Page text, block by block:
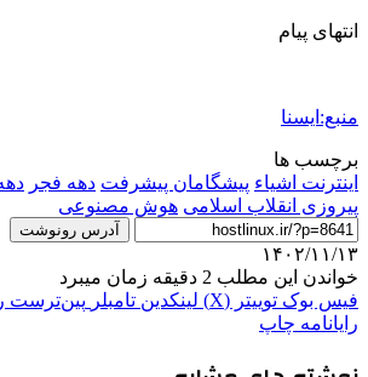
انتهای پیام
منبع:ایسنا
برچسب ها
اینترنت اشیاء پیشگامان پیشرفت دهه فجر دهه
پیروزی انقلاب اسلامی هوش مصنوعی
آدرس رونوشت
۱۴۰۲/۱۱/۱۳
خواندن این مطلب 2 دقیقه زمان میبرد
فیس بوک توییتر (X) لینکدین ‫تامبلر ‫پین‌ترست
رایانامه چاپ